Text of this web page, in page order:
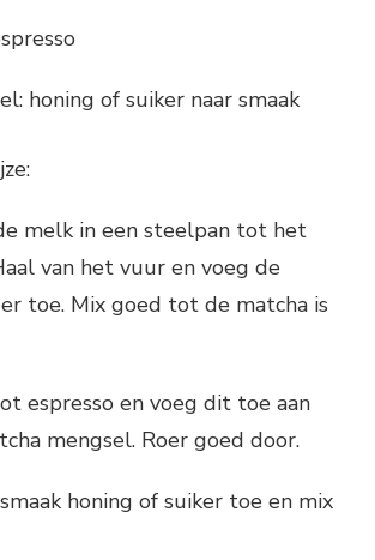
honing of suiker naar smaak
melk in een steelpan tot het
van het vuur en voeg de
toe. Mix goed tot de matcha is
espresso en voeg dit toe aan
mengsel. Roer goed door.
honing of suiker toe en mix